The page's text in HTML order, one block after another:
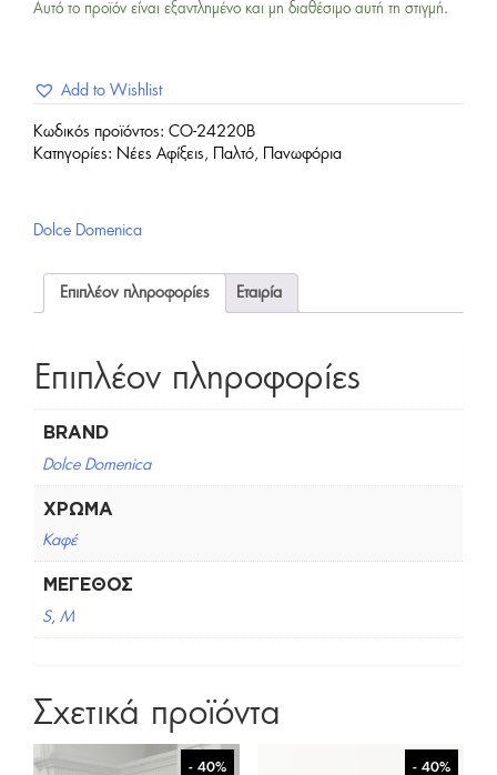
Αυτό το προϊόν είναι εξαντλημένο και μη διαθέσιμο αυτή τη στιγμή.
Add to Wishlist
Κωδικός προϊόντος: CO-24220B
Κατηγορίες: Νέες Αφίξεις , Παλτό, Πανωφόρια
Dolce Domenica
Επιπλέον πληροφορίες Εταιρία
Επιπλέον πληροφορίες
BRAND
Dolce Domenica
ΧΡΏΜΑ
Καφέ
ΜΈΓΕΘΟΣ
S, M
Σχετικά προϊόντα
- 40% - 40%